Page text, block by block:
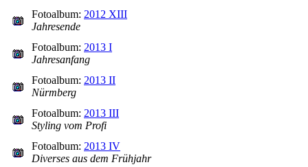
Fotoalbum: 2012 XIII
Jahresende
Fotoalbum: 2013 I
Jahresanfang
Fotoalbum: 2013 II
Nürmberg
Fotoalbum: 2013 III
Styling vom Profi
Fotoalbum: 2013 IV
Diverses aus dem Frühjahr